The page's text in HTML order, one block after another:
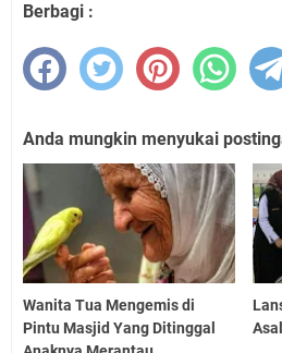
Berbagi :
Anda mungkin menyukai
Wanita Tua Mengemis di
Pintu Masjid Yang Ditinggal